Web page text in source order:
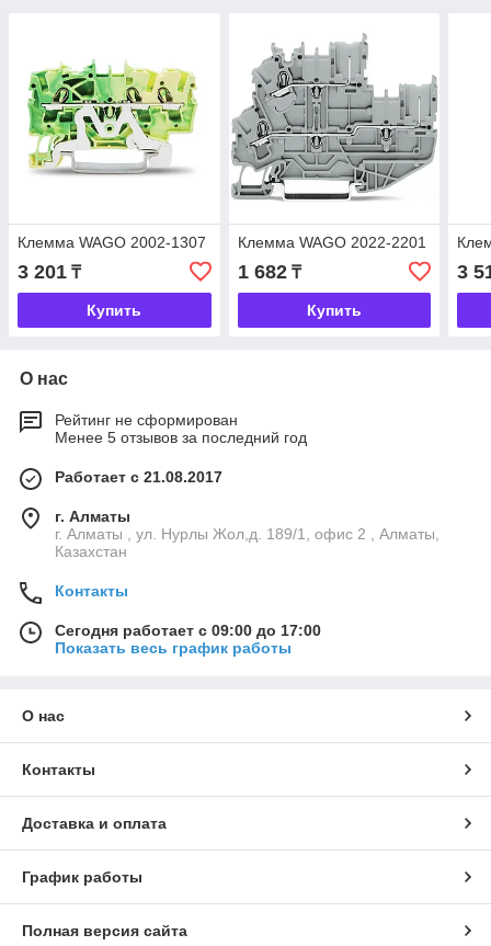
Клемма WAGO 2002-1307
3 201 ₸
Купить
Клемма WAGO 2022-2201
1 682₸
Купить
3
О нас
Рейтинг не сформирован
Менее 5 отзывов за последний год
Работает с 21.08.2017
г. Алматы
г. Алматы , ул. Нурлы Жол,д. 189/1, офис 2 , Алматы,
Казахстан
Контакты
Сегодня работает с 09:00 до 17:00
Показать весь график работы
О нас
Контакты
Доставка и оплата
График работы
Полная версия сайта